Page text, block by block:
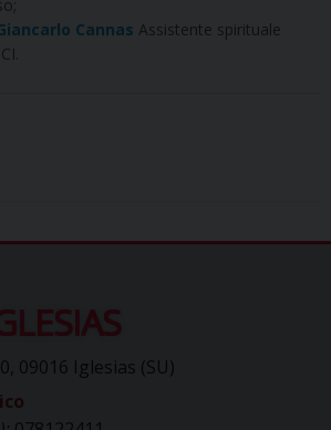
Cannas Assistente spirituale
09016 Iglesias (SU)